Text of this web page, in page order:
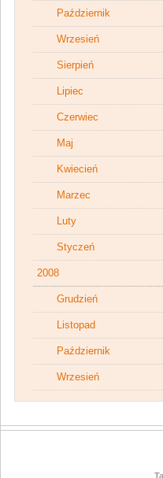
Październik
Wrzesień
Sierpień
Lipiec
Czerwiec
Maj
Kwiecień
Marzec
Luty
Styczeń
2008
Grudzień
Listopad
Październik
Wrzesień